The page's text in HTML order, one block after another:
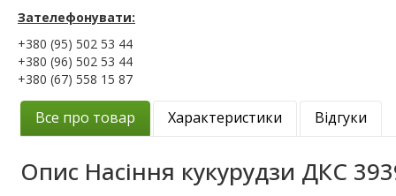
Зателефонувати:
+380 (95) 502 53 44
+380 (96) 502 53 44
+380 (67) 558 15 87
Все про товар Характеристики Відгуки
Опис Насіння кукурудзи ДКС